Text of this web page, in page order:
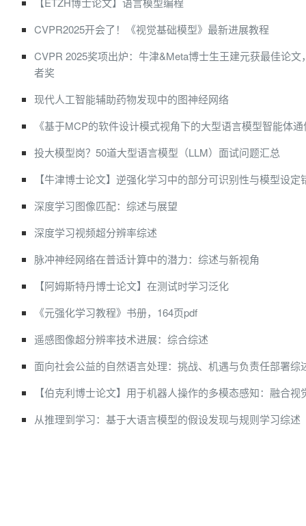
CVPR2025开会了！《视觉基础模型》最新进展教程
CVPR 2025奖项出炉：牛津&Meta博士生王建元获最佳论文
者奖
现代人工智能辅助药物发现中的图神经网络
《基于MCP的软件设计模式视角下的大型语言模型智能体
投大模型岗？50道大型语言模型（LLM）面试问题汇总
【牛津博士论文】逆强化学习中的部分可识别性与模型设定
深度学习图像匹配：综述与展望
深度学习视频超分辨率综述
脉冲神经网络在普适计算中的潜力：综述与新视角
【阿姆斯特丹博士论文】在测试时学习泛化
《元强化学习教程》书册，164页pdf
遥感图像超分辨率技术进展：综合综述
面向社会公益的自然语言处理：挑战、机遇与负责任部署综
【伯克利博士论文】用于机器人操作的多模态感知：融合视
从推理到学习：基于大语言模型的假设发现与规则学习综述